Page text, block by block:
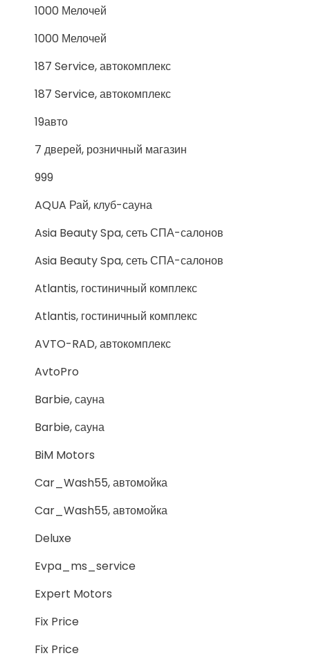
1000 Мелочей
1000 Мелочей
187 Service, автокомплекс
187 Service, автокомплекс
19авто
7 дверей, розничный магазин
999
AQUA Рай, клуб-сауна
Asia Beauty Spa, сеть СПА-салонов
Asia Beauty Spa, сеть СПА-салонов
Atlantis, гостиничный комплекс
Atlantis, гостиничный комплекс
AVTO-RAD, автокомплекс
AvtoPro
Barbie, сауна
Barbie, сауна
BiM Motors
Car_Wash55, автомойка
Car_Wash55, автомойка
Deluxe
Evpa_ms_service
Expert Motors
Fix Price
Fix Price